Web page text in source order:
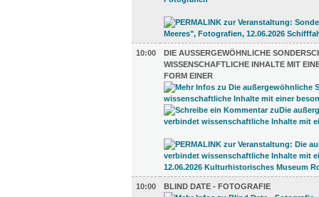
10:00
DIE AUSSERGEWÖHNLICHE
ISSENSCHAFTLICHE INHALTE MIT
ORM EINER
10:00 BLIND DATE - FOTOGRAFIE